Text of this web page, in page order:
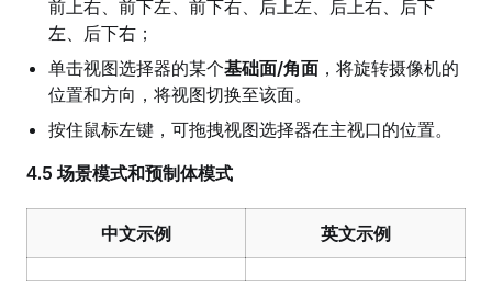
前上右、前下左、前下右、后上左、后上右、后下
左、后下右；
单击视图选择器的某个基础面/角面 ，将旋转摄像机的
位置和方向，将视图切换至该面。
按住鼠标左键，可拖拽视图选择器在主视口的位置。
4.5 场景模式和预制体模式
中文示例 英文示例